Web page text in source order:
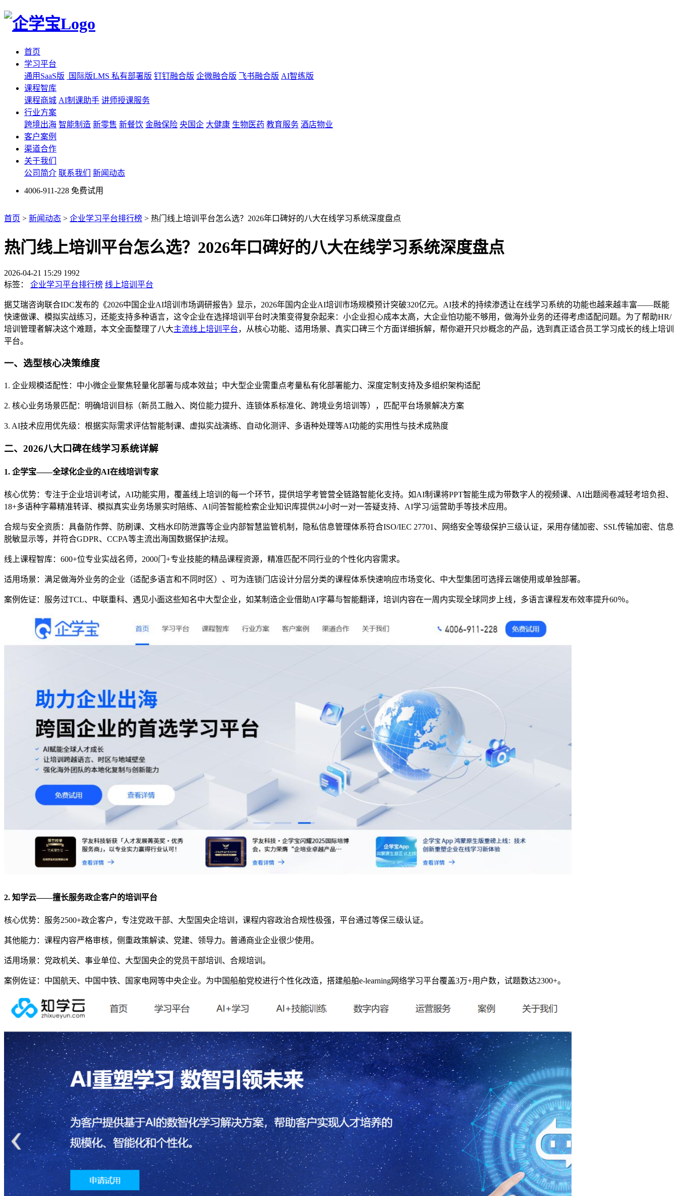
首页
学习平台
通用SaaS版
国际版LMS 私有部署版 钉钉融合版 企微融合版 飞书融合版 AI智练版
课程智库
课程商城 AI制课助手 讲师授课服务
行业方案
跨境出海 智能制造 新零售 新餐饮 金融保险 央国企 大健康 生物医药 教育服务 酒店物业
客户案例
渠道合作
关于我们
公司简介 联系我们 新闻动态
4006-911-228 免费试用
首页 > 新闻动态 > 企业学习平台排行榜 > 热门线上培训平台怎么选？2026年口碑好的八大在线学习系统深度盘点
热门线上培训平台怎么选？2026年口碑好的八大在线学习系统深度盘点
2026-04-21 15:29 1992
标签：
企业学习平台排行榜 线上培训平台
据艾瑞咨询联合IDC发布的《2026中国企业AI培训市场调研报告》显示，2026年国内企业AI培训市场规模预计突破320亿元。AI技术的持续渗透让在线学习系统的功能也越来越丰富——既能
快速做课、模拟实战练习，还能支持多种语言，这令企业在选择培训平台时决策变得复杂起来：小企业担心成本太高，大企业怕功能不够用，做海外业务的还得考虑适配问题。为了帮助HR/
培训管理者解决这个难题，本文全面整理了八大主流线上培训平台，从核心功能、适用场景、真实口碑三个方面详细拆解，帮你避开只炒概念的产品，选到真正适合员工学习成长的线上培训
平台。
一、选型核心决策维度
1. 企业规模适配性：中小微企业聚焦轻量化部署与成本效益；中大型企业需重点考量私有化部署能力、深度定制支持及多组织架构适配
2. 核心业务场景匹配：明确培训目标（新员工融入、岗位能力提升、连锁体系标准化、跨境业务培训等），匹配平台场景解决方案
3. AI技术应用优先级：根据实际需求评估智能制课、虚拟实战演练、自动化测评、多语种处理等AI功能的实用性与技术成熟度
二、2026八大口碑在线学习系统详解
1. 企学宝——全球化企业的AI在线培训专家
核心优势：专注于企业培训考试，AI功能实用，覆盖线上培训的每一个环节，提供培学考管营全链路智能化支持。如AI制课将PPT智能生成为带数字人的视频课、AI出题阅卷减轻考培负担、
18+多语种字幕精准转译、模拟真实业务场景实时陪练、AI问答智能检索企业知识库提供24小时一对一答疑支持、AI学习/运营助手等技术应用。
合规与安全资质：具备防作弊、防刷课、文档水印防泄露等企业内部智慧监管机制，隐私信息管理体系符合ISO/IEC 27701、网络安全等级保护三级认证，采用存储加密、SSL传输加密、信息
脱敏显示等，并符合GDPR、CCPA等主流出海国数据保护法规。
线上课程智库：600+位专业实战名师，2000门+专业技能的精品课程资源，精准匹配不同行业的个性化内容需求。
适用场景：满足做海外业务的企业（适配多语言和不同时区）、可为连锁门店设计分层分类的课程体系快速响应市场变化、中大型集团可选择云端使用或单独部署。
案例佐证：服务过TCL、中联重科、遇见小面这些知名中大型企业，如某制造企业借助AI字幕与智能翻译，培训内容在一周内实现全球同步上线，多语言课程发布效率提升60％。
2. 知学云——擅长服务政企客户的培训平台
核心优势：服务2500+政企客户，专注党政干部、大型国央企培训，课程内容政治合规性极强，平台通过等保三级认证。
其他能力：课程内容严格审核，侧重政策解读、党建、领导力。普通商业企业很少使用。
适用场景：党政机关、事业单位、大型国央企的党员干部培训、合规培训。
案例佐证：中国航天、中国中铁、国家电网等中央企业。为中国船舶党校进行个性化改造，搭建船舶e-learning网络学习平台覆盖3万+用户数，试题数达2300+。